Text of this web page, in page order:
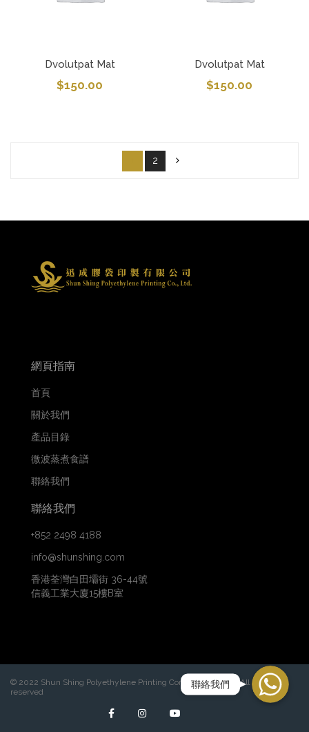
Dvolutpat Mat
$150.00
Dvolutpat Mat
$150.00
2
網頁指南
首頁
關於我們
產品目錄
微波蒸煮食譜
聯絡我們
聯絡我們
+852 2498 4188
info@shunshing.com
香港荃灣白田壩街 36-44號
信義工業大廈15樓B室
© 2022 Shun Shing Polyethylene Printing Company Limited. All rights
reserved
WhatsApp
聯絡我們